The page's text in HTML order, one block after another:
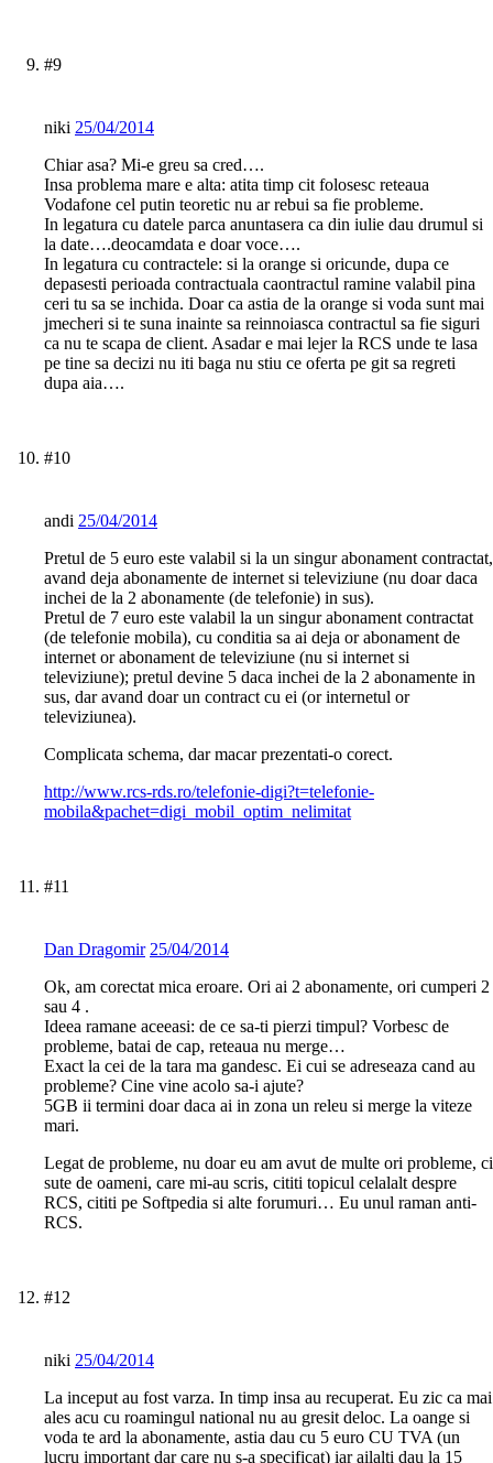
#9
niki 25/04/2014
Chiar asa? Mi-e greu sa cred….
Insa problema mare e alta: atita timp cit folosesc reteaua
Vodafone cel putin teoretic nu ar rebui sa fie probleme.
In legatura cu datele parca anuntasera ca din iulie dau drumul si
la date….deocamdata e doar voce….
In legatura cu contractele: si la orange si oricunde, dupa ce
depasesti perioada contractuala caontractul ramine valabil pina
ceri tu sa se inchida. Doar ca astia de la orange si voda sunt mai
jmecheri si te suna inainte sa reinnoiasca contractul sa fie siguri
ca nu te scapa de client. Asadar e mai lejer la RCS unde te lasa
pe tine sa decizi nu iti baga nu stiu ce oferta pe git sa regreti
dupa aia….
#10
andi 25/04/2014
Pretul de 5 euro este valabil si la un singur abonament contractat,
avand deja abonamente de internet si televiziune (nu doar daca
inchei de la 2 abonamente (de telefonie) in sus).
Pretul de 7 euro este valabil la un singur abonament contractat
(de telefonie mobila), cu conditia sa ai deja or abonament de
internet or abonament de televiziune (nu si internet si
televiziune); pretul devine 5 daca inchei de la 2 abonamente in
sus, dar avand doar un contract cu ei (or internetul or
televiziunea).
Complicata schema, dar macar prezentati-o corect.
http://www.rcs-rds.ro/telefonie-digi?t=telefonie-
mobila&pachet=digi_mobil_optim_nelimitat
#11
Dan Dragomir 25/04/2014
Ok, am corectat mica eroare. Ori ai 2 abonamente, ori cumperi 2
sau 4 .
Ideea ramane aceeasi: de ce sa-ti pierzi timpul? Vorbesc de
probleme, batai de cap, reteaua nu merge…
Exact la cei de la tara ma gandesc. Ei cui se adreseaza cand au
probleme? Cine vine acolo sa-i ajute?
5GB ii termini doar daca ai in zona un releu si merge la viteze
mari.
Legat de probleme, nu doar eu am avut de multe ori probleme, ci
sute de oameni, care mi-au scris, cititi topicul celalalt despre
RCS, cititi pe Softpedia si alte forumuri… Eu unul raman anti-
RCS.
#12
niki 25/04/2014
La inceput au fost varza. In timp insa au recuperat. Eu zic ca mai
ales acu cu roamingul national nu au gresit deloc. La oange si
voda te ard la abonamente, astia dau cu 5 euro CU TVA (un
lucru important dar care nu s-a specificat) iar ailalti dau la 15